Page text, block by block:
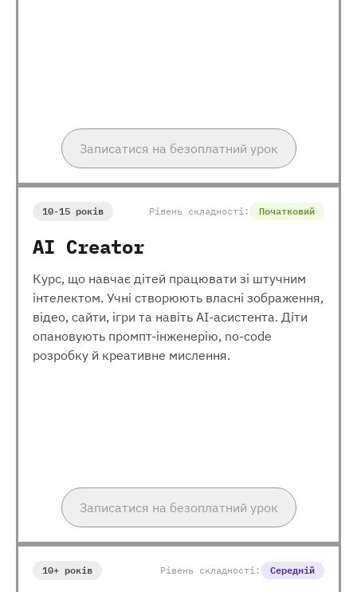
Записатися на безоплатний урок
10-15 років Рівень складності: Початковий
AI Creator
Курс, що навчає дітей працювати зі штучним
інтелектом. Учні створюють власні зображення,
відео, сайти, ігри та навіть AI-асистента. Діти
опановують промпт-інженерію, no-code
розробку й креативне мислення.
Записатися на безоплатний урок
10+ років Рівень складності: Середній